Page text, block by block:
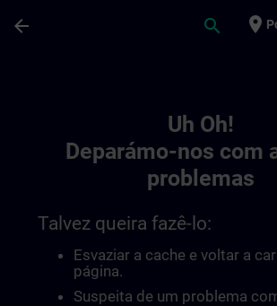
arrow_back search place
Uh Oh!
Deparámo-nos com
problemas
Talvez queira fazê-lo:
Esvaziar a cache e voltar a
página.
Suspeita de um problema